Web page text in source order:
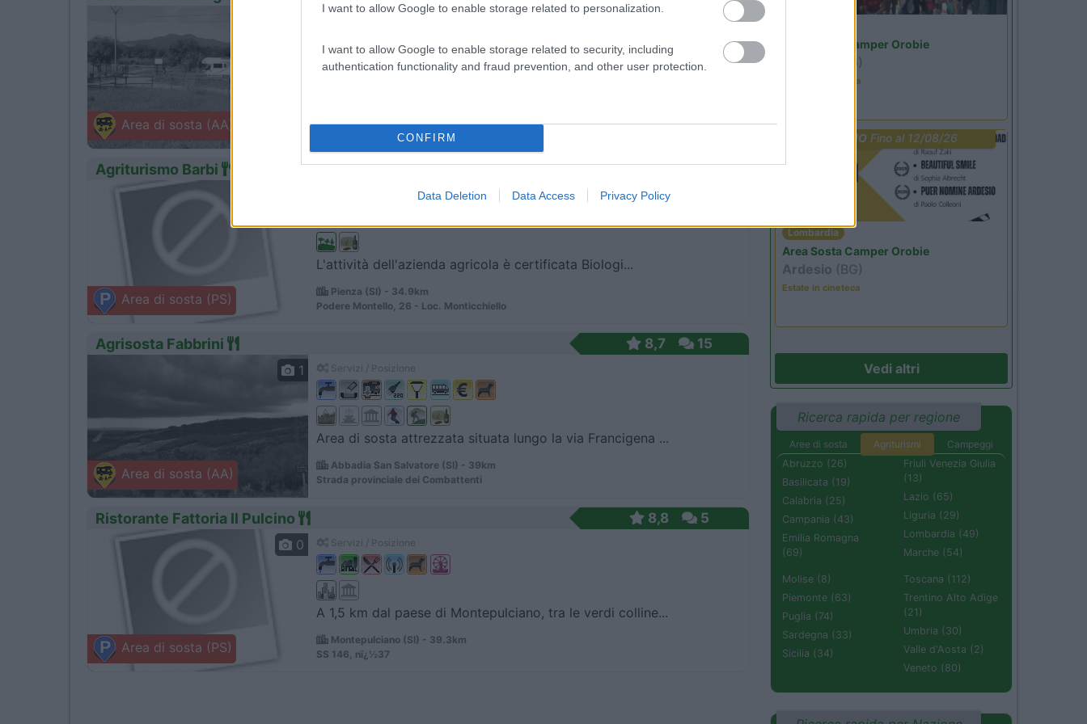
I want to allow Google to enable storage related to personalization.
I want to allow Google to enable storage related to security, including
authentication functionality and fraud prevention, and other user protection.
CONFIRM
Data Deletion Data Access Privacy Policy
Area di sosta (AA)
Via Aurelia Vecchia 117 Bivio di Ravi
Agriturismo Barbi 6 1
Area di sosta (PS)
L'attività dell'azienda agricola è certificata Biologi...
Pienza (SI) - 34.9km
Podere Montello, 26 - Loc. Monticchiello
Agrisosta Fabbrini 8,7 15
Area di sosta (AA)
1
Area di sosta attrezzata situata lungo la via Francigena ...
Abbadia San Salvatore (SI) - 39km
Strada provinciale dei Combattenti
Ristorante Fattoria Il Pulcino 8,8 5
Area di sosta (PS)
0
A 1,5 km dal paese di Montepulciano, tra le verdi colline...
Montepulciano (SI) - 39.3km
SS 146, nï¿½37
Area Sosta Camper Orobie
(BG)
Ardesio in scatola
PROMO Fino al 12/08/26
Lombardia
Area Sosta Camper Orobie
Ardesio (BG)
Estate in cineteca
Vedi altri
Ricerca rapida per regione
Aree di sosta Agriturismi
Campeggi
Abruzzo (26)
Basilicata (19)
Calabria (25)
Campania (43)
Emilia Romagna
(69)
Friuli Venezia Giulia
(13)
Lazio (65)
Liguria (29)
Lombardia (49)
Marche (54)
Molise (8)
Piemonte (63)
Puglia (74)
Sardegna (33)
Sicilia (34)
Toscana (112)
Trentino Alto Adige
(21)
Umbria (30)
Valle d'Aosta (2)
Veneto (80)